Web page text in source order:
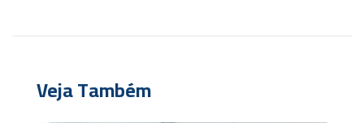
Veja Também